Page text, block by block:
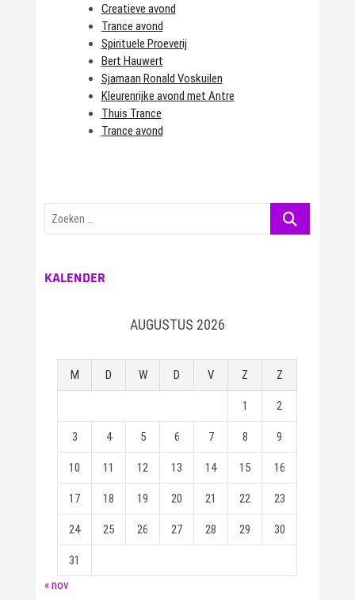
Creatieve avond
Trance avond
Spirituele Proeverij
Bert Hauwert
Sjamaan Ronald Voskuilen
Kleurenrijke avond met Antre
Thuis Trance
Trance avond
Zoeken
KALENDER
AUGUSTUS 2026
M D W D V Z Z
1 2
3 4 5 6 7 8 9
10 11 12 13 14 15 16
17 18 19 20 21 22 23
24 25 26 27 28 29 30
31
« nov